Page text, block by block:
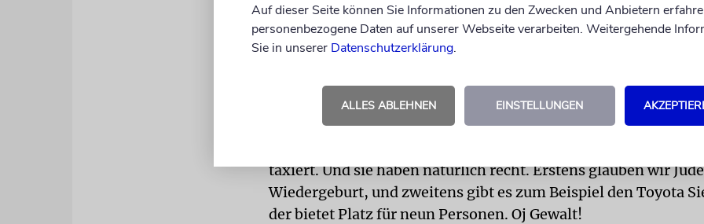
Doch leider ist der orthodoxe Automarkt zu klein für ein Auto.
Previa weiterleben kann, hätten ihn auch Nichtjuden kaufen
Importeure, ist der letzte Previa Ende 2011 verkauft worden.
der Schweiz.
taxiert. Und sie haben natürlich recht. Erstens glauben wir
Wiedergeburt, und zweitens gibt es zum Beispiel den Toyota
der bietet Platz für neun Personen. Oj Gewalt!
Auf dieser Seite können Sie Informationen zu den Zwecken und Anbietern
personenbezogene Daten auf unserer Webseite verarbeiten. Weitergehende
Sie in unserer Datenschutzerklärung.
ALLES ABLEHNEN EINSTELLUNGEN